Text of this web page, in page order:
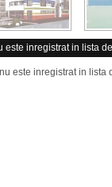
este inregistrat in lista
nu este inregistrat in lista